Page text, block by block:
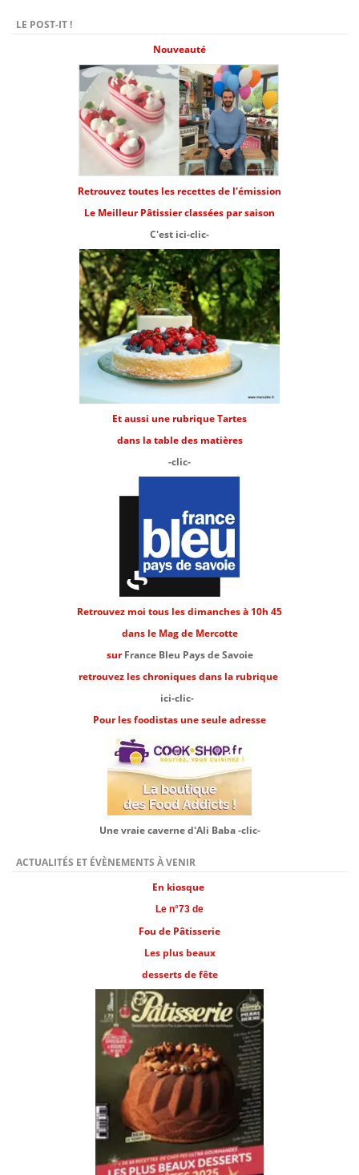
LE POST-IT !
Nouveauté
Retrouvez toutes les recettes de l'émission
Le Meilleur Pâtissier classées par saison
C'est ici-clic-
Et aussi une rubrique Tartes
dans la table des matières
-clic-
Retrouvez moi tous les dimanches à 10h 45
dans le Mag de Mercotte
sur France Bleu Pays de Savoie
retrouvez les chroniques dans la rubrique
ici-clic-
Pour les foodistas une seule adresse
Une vraie caverne d'Ali Baba -clic-
ACTUALITÉS ET ÉVÈNEMENTS À VENIR
En kiosque
Le n°73 de
Fou de Pâtisserie
Les plus beaux
desserts de fête